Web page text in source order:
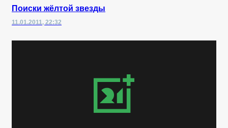
Поиски жёлтой звезды
11.01.2011, 22:32